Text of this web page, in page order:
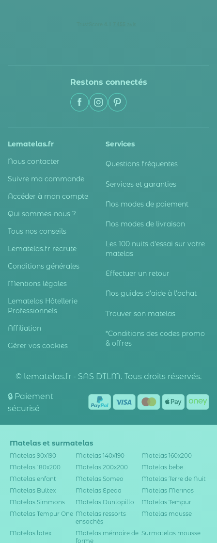
Restons connectés
Lematelas.fr
Nous contacter
Suivre ma commande
Accéder à mon compte
Qui sommes-nous ?
Tous nos conseils
Lematelas.fr recrute
Conditions générales
Mentions légales
Lematelas Hôtellerie
Professionnels
Affiliation
Gérer vos cookies
Services
Questions fréquentes
Services et garanties
Nos modes de paiement
Nos modes de livraison
Les 100 nuits d'essai sur votre
matelas
Effectuer un retour
Nos guides d'aide à l'achat
Trouver son matelas
*Conditions des codes promo
& offres
© lematelas.fr - SAS DTLM. Tous droits réservés.
🔒 Paiement
sécurisé
Matelas et surmatelas
Matelas 90x190 Matelas 140x190
Matelas 160x200
Matelas 180x200
Matelas 200x200
Matelas bebe
Matelas enfant
Matelas Someo
Matelas Terre de Nuit
Matelas Bultex
Matelas Epeda
Matelas Merinos
Matelas Simmons
Matelas Dunlopillo
Matelas Tempur
Matelas Tempur One Matelas ressorts
ensachés
Matelas mousse
Matelas latex
Matelas mémoire de
forme
Surmatelas mousse